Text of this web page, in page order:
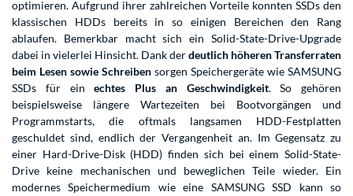
optimieren. Aufgrund ihrer zahlreichen Vorteile konnten SSDs den
klassischen HDDs bereits in so einigen Bereichen den Rang
ablaufen. Bemerkbar macht sich ein Solid-State-Drive-Upgrade
dabei in vielerlei Hinsicht. Dank derdeutlich höheren Transferraten
beim Lesen sowie Schreiben sorgen Speichergeräte wie SAMSUNG
SSDs für einechtes Plus an Geschwindigkeit. So gehören
beispielsweise längere Wartezeiten bei Bootvorgängen und
Programmstarts, die oftmals langsamen HDD-Festplatten
geschuldet sind, endlich der Vergangenheit an. Im Gegensatz zu
einer Hard-Drive-Disk (HDD) finden sich bei einem Solid-State-
Drive keine mechanischen und beweglichen Teile wieder. Ein
modernes Speichermedium wie eine SAMSUNG SSD kann so